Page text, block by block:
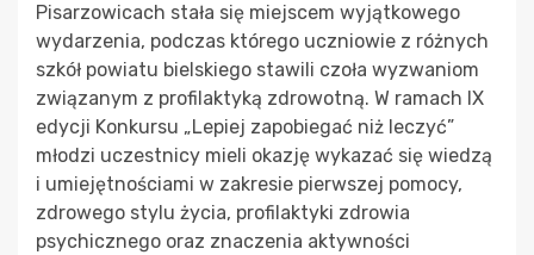
Pisarzowicach stała się miejscem wyjątkowego
wydarzenia, podczas którego uczniowie z różnych
szkół powiatu bielskiego stawili czoła wyzwaniom
związanym z profilaktyką zdrowotną. W ramach IX
edycji Konkursu „Lepiej zapobiegać niż leczyć”
młodzi uczestnicy mieli okazję wykazać się wiedzą
i umiejętnościami w zakresie pierwszej pomocy,
zdrowego stylu życia, profilaktyki zdrowia
psychicznego oraz znaczenia aktywności